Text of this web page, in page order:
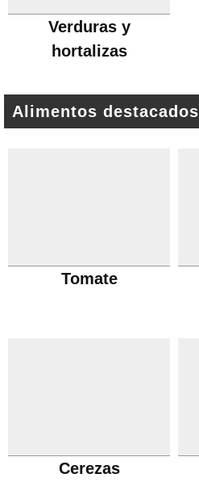
Verduras y
hortalizas
Alimentos destacados
Tomate
Cerezas